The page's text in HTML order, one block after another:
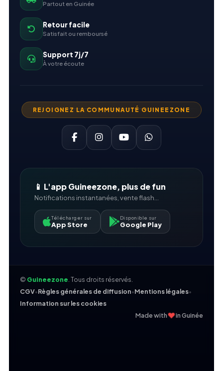
Partout en Guinée
Retour facile
Satisfait ou remboursé
Support 7j/7
À votre écoute
REJOIGNEZ LA COMMUNAUTÉ GUINEEZONE
📱 L'app Guineezone, plus de fun
Notifications instantanées, vente flash...
Télécharger sur
App Store
Disponible sur
Google Play
© Guineezone . Tous droits réservés.
CGV•Règles générales de diffusion•Mentions légales•
Information sur les cookies
Made with❤in Guinée